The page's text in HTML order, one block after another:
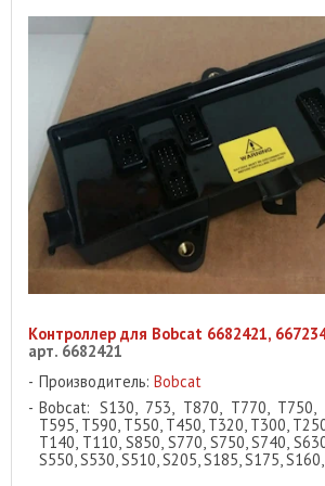
Контроллер для Bobcat 6682421,
арт. 6682421
Производитель: Bobcat
Bobcat: S130, 753, T870, T770, T750,
T595, T590, T550, T450, T320, T300,
T140, T110, S850, S770, S750, S740,
S550, S530, S510, S205, S185, S175,